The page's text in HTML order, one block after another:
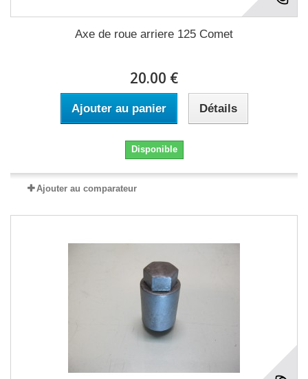
Axe de roue arriere 125 Comet
20.00 €
Ajouter au panier Détails
Disponible
Ajouter au comparateur